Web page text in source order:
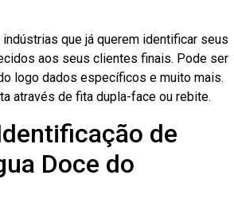
indústrias que já querem identificar seus
aos seus clientes finais. Pode ser
logo dados específicos e muito mais.
através de fita dupla-face ou rebite.
de
Doce do